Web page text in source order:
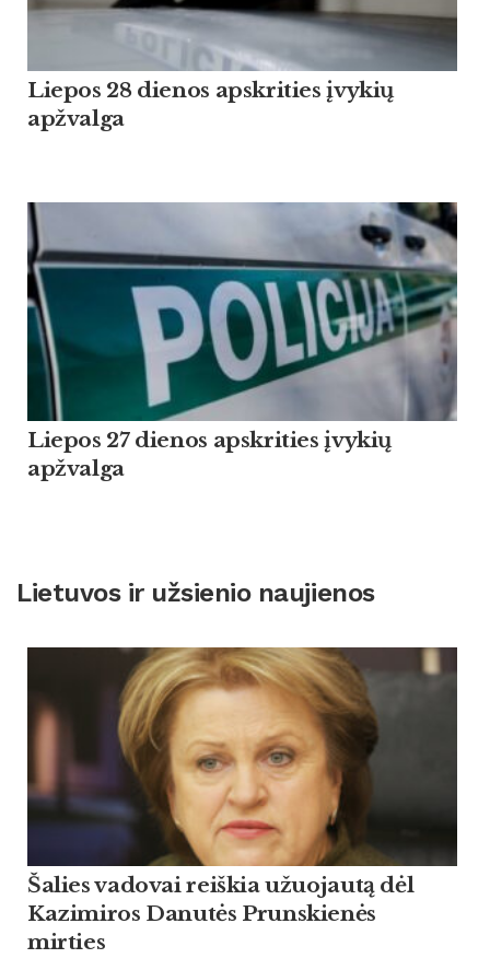
Liepos 28 dienos apskrities įvykių
apžvalga
Liepos 27 dienos apskrities įvykių
apžvalga
Lietuvos ir užsienio naujienos
Šalies vadovai reiškia užuojautą dėl
Kazimiros Danutės Prunskienės
mirties